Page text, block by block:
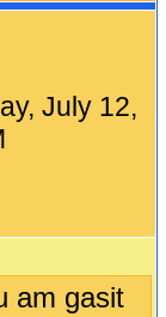
July 12,
am gasit